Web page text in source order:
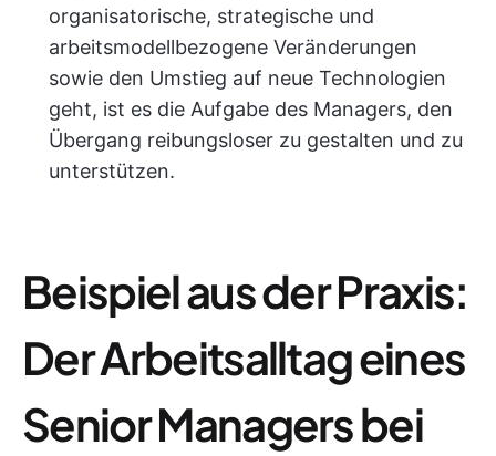
organisatorische, strategische und
arbeitsmodellbezogene Veränderungen
sowie den Umstieg auf neue Technologien
geht, ist es die Aufgabe des Managers, den
Übergang reibungsloser zu gestalten und zu
unterstützen.
Beispiel aus der Praxis:
Der Arbeitsalltag eines
Senior Managers bei